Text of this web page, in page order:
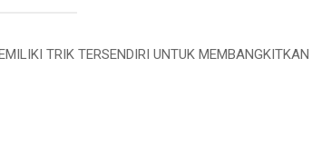
TRIK TERSENDIRI UNTUK